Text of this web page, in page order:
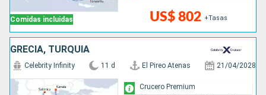
Comidas incluidas US$ 802 +Tasas
GRECIA, TURQUÍA
Celebrity Infinity 11 d El Pireo Atenas 21/04/2028
Crucero Premium